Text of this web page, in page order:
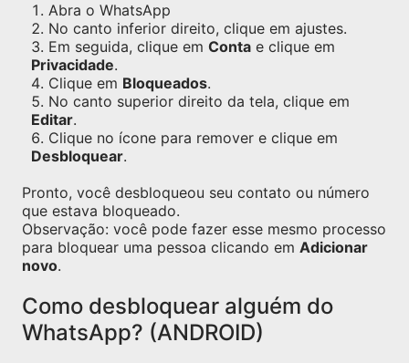
Abra o WhatsApp
No canto inferior direito, clique em ajustes.
Em seguida, clique em Conta e clique em
Privacidade.
Clique em Bloqueados.
No canto superior direito da tela, clique em
Editar.
Clique no ícone para remover e clique em
Desbloquear.
Pronto, você desbloqueou seu contato ou número
que estava bloqueado.
Observação: você pode fazer esse mesmo processo
para bloquear uma pessoa clicando em Adicionar
novo.
Como desbloquear alguém do
WhatsApp? (ANDROID)